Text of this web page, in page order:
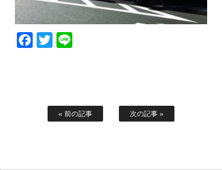
Facebook
Twitter
« 前の記事 次の記事 »